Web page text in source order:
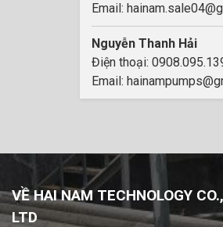
Email:
Nguyễn Thanh Hải
Điện thoại:
Email:
VỀ HAI NAM TECHNOLOGY CO.,
LTD